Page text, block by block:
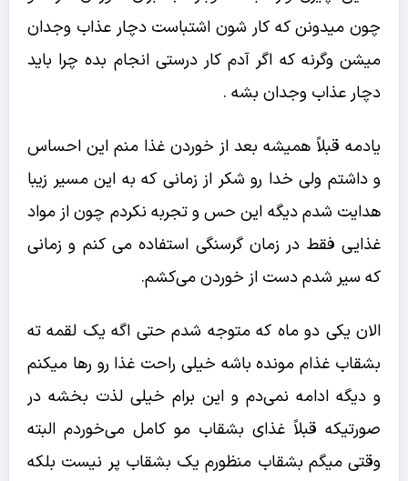
چون میدونن که کار شون اشتباست دچار عذاب وجدان
میشن وگرنه که اگر آدم کار درستی انجام بده چرا باید
دچار عذاب وجدان بشه .
یادمه قبلاً همیشه بعد از خوردن غذا منم این احساس
و داشتم ولی خدا رو شکر از زمانی که به این مسیر زیبا
هدایت شدم دیگه این حس و تجربه نکردم چون از مواد
غذایی فقط در زمان گرسنگی استفاده می کنم و زمانی
که سیر شدم دست از خوردن می‌کشم.
الان یکی دو ماه که متوجه شدم حتی اگه یک لقمه ته
بشقاب غذام مونده باشه خیلی راحت غذا رو رها میکنم
و دیگه ادامه نمی‌دم و این برام خیلی لذت بخشه در
صورتیکه قبلاً غذای بشقاب مو کامل می‌خوردم البته
وقتی میگم بشقاب منظورم یک بشقاب پر نیست بلکه